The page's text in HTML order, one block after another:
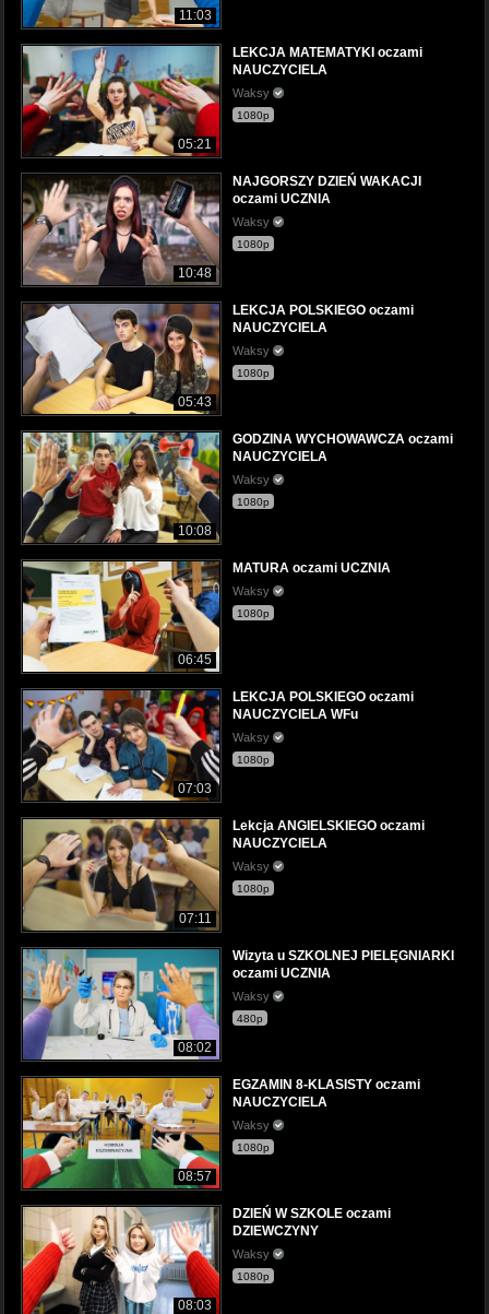
11:03
05:21
LEKCJA MATEMATYKI oczami
NAUCZYCIELA
Waksy
1080p
10:48
NAJGORSZY DZIEŃ WAKACJI
oczami UCZNIA
Waksy
1080p
05:43
LEKCJA POLSKIEGO oczami
NAUCZYCIELA
Waksy
1080p
10:08
GODZINA WYCHOWAWCZA oczami
NAUCZYCIELA
Waksy
1080p
06:45
MATURA oczami UCZNIA
Waksy
1080p
07:03
LEKCJA POLSKIEGO oczami
NAUCZYCIELA WFu
Waksy
1080p
07:11
Lekcja ANGIELSKIEGO oczami
NAUCZYCIELA
Waksy
1080p
08:02
Wizyta u SZKOLNEJ PIELĘGNIARKI
oczami UCZNIA
Waksy
480p
08:57
EGZAMIN 8-KLASISTY oczami
NAUCZYCIELA
Waksy
1080p
08:03
DZIEŃ W SZKOLE oczami
DZIEWCZYNY
Waksy
1080p